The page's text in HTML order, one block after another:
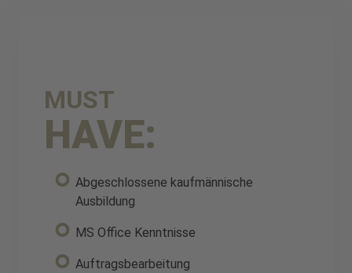
MUST
HAVE:
Abgeschlossene kaufmännische
Ausbildung
MS Office Kenntnisse
Auftragsbearbeitung